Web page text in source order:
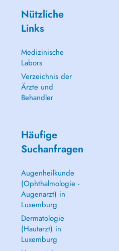
Nützliche
Links
Medizinische
Labors
Verzeichnis der
Ärzte und
Behandler
Häufige
Suchanfragen
Augenheilkunde
(Ophthalmologie -
Augenarzt) in
Luxemburg
Dermatologie
(Hautarzt) in
Luxemburg